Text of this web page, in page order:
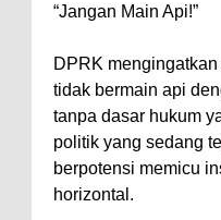
“Jangan Main Api!”
DPRK
tidak bermain api
tanpa dasar hukum
politik yang sedang
berpotensi memicu
horizontal.